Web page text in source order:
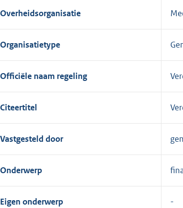
Overheidsorganisatie
Organisatietype
Officiële naam regeling
Citeertitel
Vastgesteld door
Onderwerp
Eigen onderwerp